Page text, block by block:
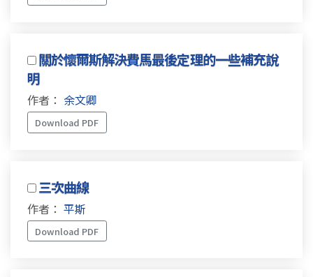
關於懷爾斯解決費馬最後定理的一些補充說
明
作者： 余文卿
Download PDF
三次曲線
作者： 平斯
Download PDF